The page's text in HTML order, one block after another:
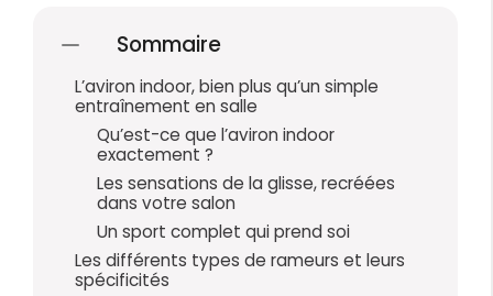
Sommaire
L’aviron indoor, bien plus qu’un simple
entraînement en salle
Qu’est-ce que l’aviron indoor
exactement ?
Les sensations de la glisse, recréées
dans votre salon
Un sport complet qui prend soi
Les différents types de rameurs et leurs
spécificités